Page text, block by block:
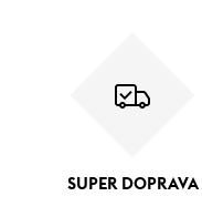
SUPER DOPRAVA